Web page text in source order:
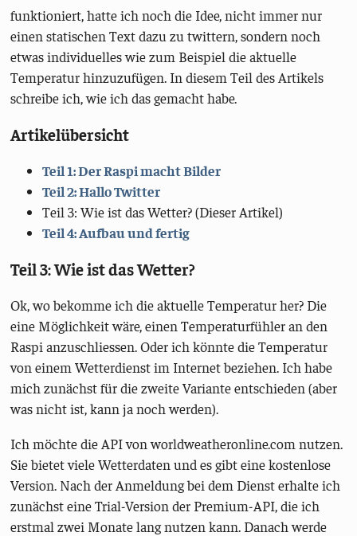
funktioniert, hatte ich noch die Idee, nicht immer nur
einen statischen Text dazu zu twittern, sondern noch
etwas individuelles wie zum Beispiel die aktuelle
Temperatur hinzuzufügen. In diesem Teil des Artikels
schreibe ich, wie ich das gemacht habe.
Artikelübersicht
Teil 1: Der Raspi macht Bilder
Teil 2: Hallo Twitter
Teil 3: Wie ist das Wetter? (Dieser Artikel)
Teil 4: Aufbau und fertig
Teil 3: Wie ist das Wetter?
Ok, wo bekomme ich die aktuelle Temperatur her? Die
eine Möglichkeit wäre, einen Temperaturfühler an den
Raspi anzuschliessen. Oder ich könnte die Temperatur
von einem Wetterdienst im Internet beziehen. Ich habe
mich zunächst für die zweite Variante entschieden (aber
was nicht ist, kann ja noch werden).
Ich möchte die API von worldweatheronline.com nutzen.
Sie bietet viele Wetterdaten und es gibt eine kostenlose
Version. Nach der Anmeldung bei dem Dienst erhalte ich
zunächst eine Trial-Version der Premium-API, die ich
erstmal zwei Monate lang nutzen kann. Danach werde